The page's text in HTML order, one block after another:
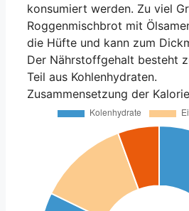
konsumiert werden. Zu viel
Roggenmischbrot mit
die Hüfte und kann zum
Der Nährstoffgehalt besteht
Teil aus Kohlenhydraten.
Zusammensetzung der